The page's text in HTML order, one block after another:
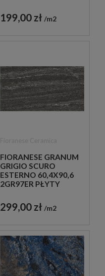
199,00 zł m2
FIORANESE GRANUM
GRIGIO SCURO
ESTERNO 60,4X90,6
2GR97ER PŁYTY
GRESOWE IMITUJĄCE
KAMIEŃ 20MM
299,00 zł m2